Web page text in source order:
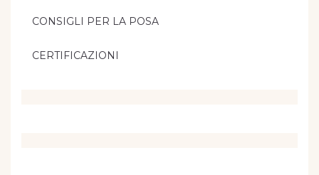
CONSIGLI PER LA POSA
CERTIFICAZIONI